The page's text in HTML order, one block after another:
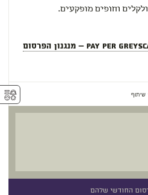
וחופים מופקעים.
← pay per greyscale – מנגנון הפרסום
שיתוף
החודשי שלהם
⚥︎